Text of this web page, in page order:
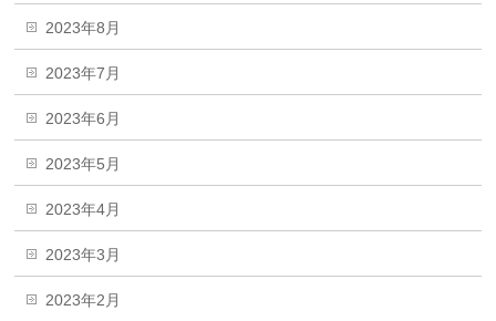
2023年8月
2023年7月
2023年6月
2023年5月
2023年4月
2023年3月
2023年2月